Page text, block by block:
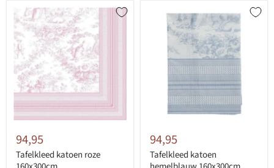
94,95
Tafelkleed katoen roze
94,95
Tafelkleed katoen